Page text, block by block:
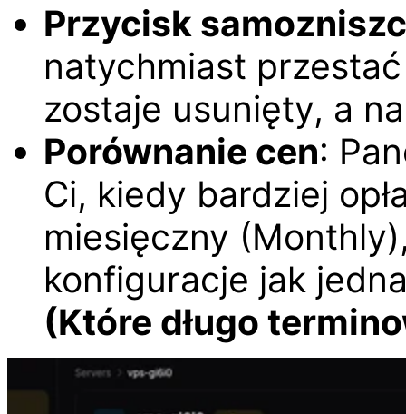
Przycisk
natychmiast
zostaje usunięty, a
Porównanie cen:
Ci, kiedy bardziej
miesięczny
konfiguracje jak
(Które długo